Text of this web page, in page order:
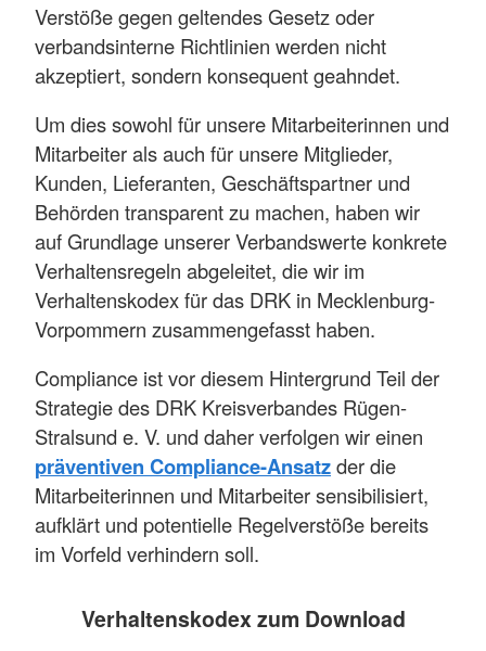
Verstöße gegen geltendes Gesetz oder
verbandsinterne Richtlinien werden nicht
akzeptiert, sondern konsequent geahndet.
Um dies sowohl für unsere Mitarbeiterinnen und
Mitarbeiter als auch für unsere Mitglieder,
Kunden, Lieferanten, Geschäftspartner und
Behörden transparent zu machen, haben wir
auf Grundlage unserer Verbandswerte konkrete
Verhaltensregeln abgeleitet, die wir im
Verhaltenskodex für das DRK in Mecklenburg-
Vorpommern zusammengefasst haben.
Compliance ist vor diesem Hintergrund Teil der
Strategie des DRK Kreisverbandes Rügen-
Stralsund e. V. und daher verfolgen wir einen
präventiven Compliance-Ansatzder die
Mitarbeiterinnen und Mitarbeiter sensibilisiert,
aufklärt und potentielle Regelverstöße bereits
im Vorfeld verhindern soll.
Verhaltenskodex zum Download